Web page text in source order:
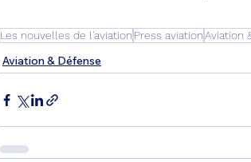
Les nouvelles de l'aviation Press aviationAviation
Aviation & Défense